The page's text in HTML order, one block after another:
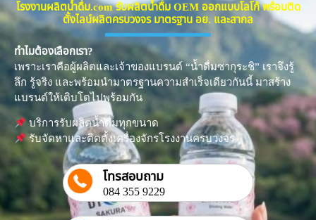
โรงงานผลิตน้ำดื่ม.com รับผลิตน้ำดื่ม OEM ออกแบบโลโก้ พร้อมติด
ตั้งไลน์ผลิตครบวงจร มาตรฐาน อย. และสากล
ทำไมต้องเลือกเรา?
เพราะเราคือผู้ผลิตและเจ้าของแบรนด์ “น้ำดื่มซากุระชิ” เราจึงรู้
ลึก รู้จริง และพร้อมนำมาตรฐานความสำเร็จเดียวกันนี้ มาสร้าง
แบรนด์ให้เติบโตไปพร้อมกัน
บริการรับผลิตน้ำดื่มทุกขนาด
รับจัดหาและติดตั้งเครื่องจักรโรงงานครบวงจร
โทรสอบถาม
084 355 9229